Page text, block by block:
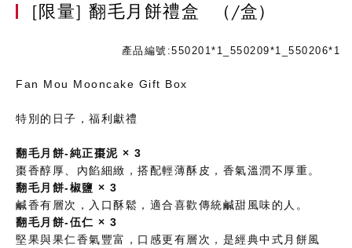
[限量] 翻毛月餅禮盒 (/盒)
產品編號:550201*1_550209*1_550206*1
Fan Mou Mooncake Gift Box
特別的日子，福利獻禮
翻毛月餅-純正棗泥 × 3
棗香醇厚、內餡細緻，搭配輕薄酥皮，香氣溫潤不厚重。
翻毛月餅-椒鹽 × 3
鹹香有層次，入口酥鬆，適合喜歡傳統鹹甜風味的人。
翻毛月餅-伍仁 × 3
堅果與果仁香氣豐富，口感更有層次，是經典中式月餅風